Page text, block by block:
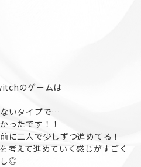
のゲームは
いタイプで…
ったです！！
に二人で少しずつ進めてる！
考えて進めていく感じがすごく
し◎